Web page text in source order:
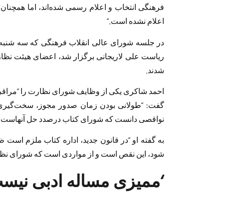
فرهنگی انتخاب و اعلام رسمی شده‌اند، اما
اعلام نشده است.”
ریاست علی لاریجانی برگزار شد، اعضای هیئت
شدند.
احمد شاکری یکی از وظایف شورای نظارت را
گفت: “طولانی ‌بودن زمان صدور مجوز، سخت‌گیری
نواقصی دانست که شورای کتاب درصدد حل آنهاست.
به گفته او “در قانون جدید، اداره کتاب ملزم
شود، این نقص است و از مواردی است که شورای
‘ممیزی مساله ادبی